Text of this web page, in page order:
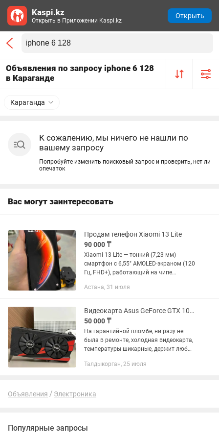
Объявления по запросу iphone 6 128
в Караганде
Караганда
К сожалению, мы ничего не нашли по
вашему запросу
Попробуйте изменить поисковый запрос и проверить, нет ли
опечаток
Вас могут заинтересовать
Продам телефон Xiaomi 13 Lite
90 000 ₸
Xiaomi 13 Lite — тонкий (7,23 мм)
смартфон с 6,55" AMOLED-экраном (120
Гц, FHD+), работающий на чипе
Основная камера 50 Мб (Sony IMX766)
Астана, 31 июля
Видеокарта Asus GeForce GTX 1050 Ti 4GB Expedition
50 000 ₸
На гарантийной пломбе, ни разу не
была в ремонте, холодная видеокарта,
температуры шикарные, держит любые
Подключение 6-pin не требуется,
Талдыкорган, 25 июля
Объявления Электроника
Популярные запросы
Kaspi.kz
Открыть в Приложении Kaspi.kz
Открыть